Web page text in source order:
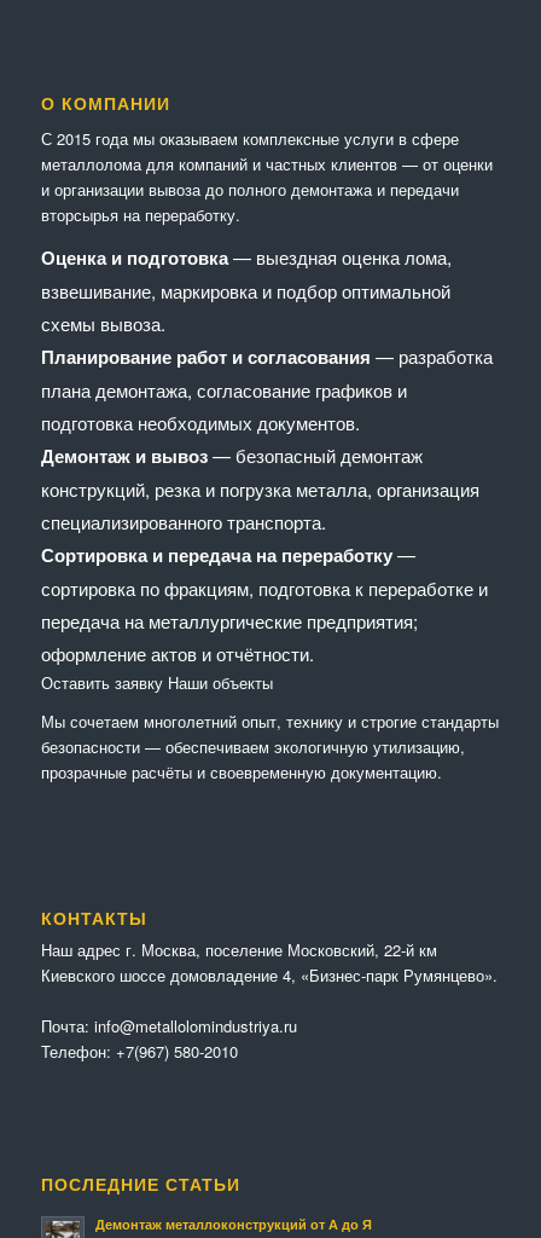
О КОМПАНИИ
С 2015 года мы оказываем комплексные услуги в сфере
металлолома для компаний и частных клиентов — от оценки
и организации вывоза до полного демонтажа и передачи
вторсырья на переработку.
Оценка и подготовка— выездная оценка лома,
взвешивание, маркировка и подбор оптимальной
схемы вывоза.
Планирование работ и согласования — разработка
плана демонтажа, согласование графиков и
подготовка необходимых документов.
Демонтаж и вывоз— безопасный демонтаж
конструкций, резка и погрузка металла, организация
специализированного транспорта.
Сортировка и передача на переработку—
сортировка по фракциям, подготовка к переработке и
передача на металлургические предприятия;
оформление актов и отчётности.
Оставить заявку Наши объекты
Мы сочетaем многолетний опыт, технику и строгие стандарты
безопасности — обеспечиваем экологичную утилизацию,
прозрачные расчёты и своевременную документацию.
КОНТАКТЫ
Наш адрес г. Москва, поселение Московский, 22-й км
Киевского шоссе домовладение 4, «Бизнес-парк Румянцево».
Почта: info@metallolomindustriya.ru
Телефон: +7(967) 580-2010
ПОСЛЕДНИЕ СТАТЬИ
Демонтаж металлоконструкций от А до Я